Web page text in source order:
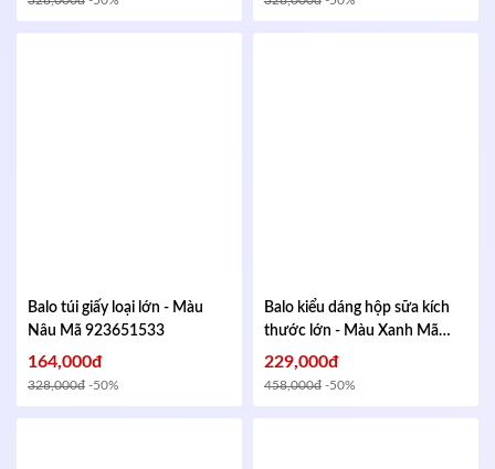
Balo túi giấy loại lớn - Màu
Nâu Mã 923651533
164,000đ
328,000đ -50%
Balo kiểu dáng hộp sữa kích
thước lớn - Màu Xanh Mã
613477132
229,000đ
458,000đ -50%